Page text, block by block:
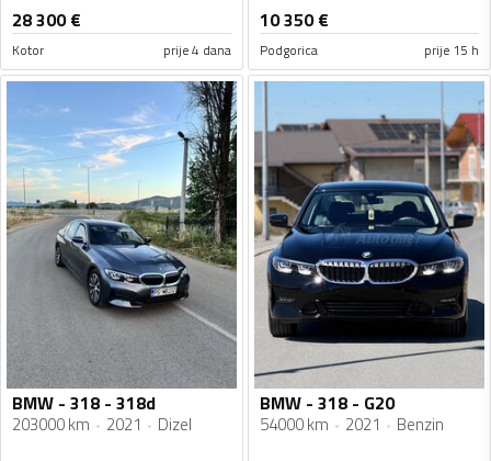
28 300€
Kotor prije 4 dana
10 350€
Podgorica prije 15 h
BMW - 318 - 318d
203000 km 2021 Dizel
BMW - 318 - G20
54000 km 2021 Benzin